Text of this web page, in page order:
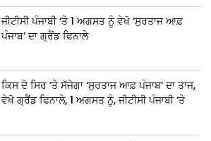
ਜੀਟੀਸੀ ਪੰਜਾਬੀ ‘ਤੇ 1 ਅਗਸਤ ਨੂੰ ਵੇਖੋ ‘ਸੁਰਤਾਜ ਆਫ਼
ਪੰਜਾਬ’ ਦਾ ਗ੍ਰੈਂਡ ਫਿਨਾਲੇ
ਕਿਸ ਦੇ ਸਿਰ ‘ਤੇ ਸੱਜੇਗਾ ‘ਸੁਰਤਾਜ ਆਫ਼ ਪੰਜਾਬ’ ਦਾ ਤਾਜ,
ਵੇਖੋ ਗ੍ਰੈਂਡ ਫਿਨਾਲੇ, 1 ਅਗਸਤ ਨੂੰ, ਜੀਟੀਸੀ ਪੰਜਾਬੀ ‘ਤੇ